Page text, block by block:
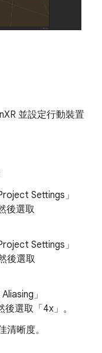
並設定行動裝置
Settings」
後選取
Settings」
後選取
」
後選取「4x」 。
清晰度。